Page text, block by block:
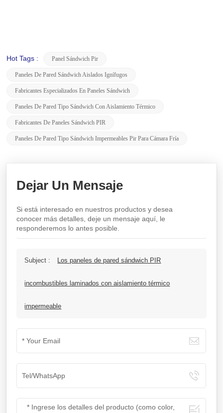
Hot Tags : Panel Sándwich Pir
Paneles De Pared Sándwich Aislados Ignífugos
Fabricantes Especializados En Paneles Sándwich
Paneles De Pared Tipo Sándwich Con Aislamiento Térmico
Fabricantes De Paneles Sándwich PIR
Paneles De Pared Tipo Sándwich Impermeables Pir Para Cámara Fría
Dejar Un Mensaje
Si está interesado en nuestros productos y desea
conocer más detalles, deje un mensaje aquí, le
responderemos lo antes posible.
Subject : Los paneles de pared sándwich PIR
incombustibles laminados con aislamiento térmico
impermeable